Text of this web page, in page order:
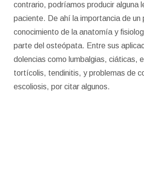
contrario, podríamos producir alguna
paciente. De ahí la importancia de un
conocimiento de la anatomía y
parte del osteópata. Entre sus
dolencias como lumbalgias, ciáticas,
tortícolis, tendinitis, y problemas de
escoliosis, por citar algunos.